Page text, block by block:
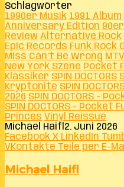
Schlagwörter
1990er Musik 1991 Album
Anniversary Edition
Review Alternative Rock
Epic Records Funk Rock
Miss Can’t Be Wrong
New York Szene Pocket
Klassiker SPIN DOCTORS
Kryptonite SPIN
2026 SPIN DOCTORS -
SPIN DOCTORS -
Princes Vinyl Reissue
Michael Haifl 2. Juni 2026
Facebook X LinkedIn
VKontakte Teile per E-
Michael Haifl